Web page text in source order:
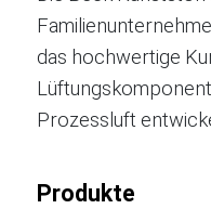
das hochwertige
Prozessluft
Produkte